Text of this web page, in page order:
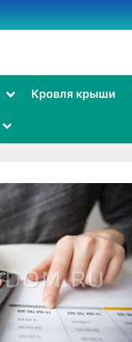
ToggleКровля крыши
Toggle
menu